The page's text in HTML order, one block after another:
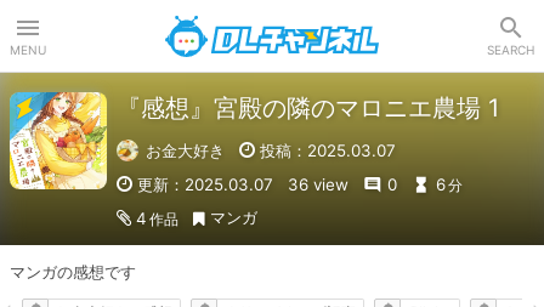
MENU SEARCH
『感想』宮殿の隣のマロニエ農場 1
お金大好き
投稿：2025.03.07
更新：2025.03.07
36 view 0 6分
4 作品 マンガ
マンガの感想です